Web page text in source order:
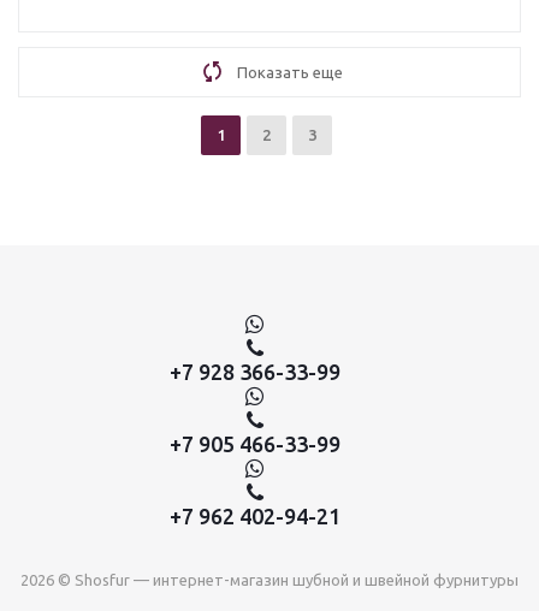
Показать еще
1 2 3
+7 928 366-33-99
+7 905 466-33-99
+7 962 402-94-21
2026 © Shosfur — интернет-магазин шубной и швейной фурнитуры